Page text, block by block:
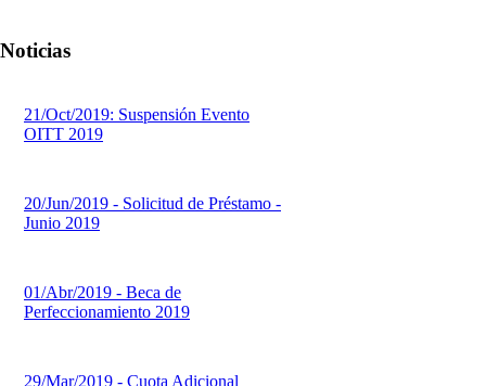
Noticias
21/Oct/2019: Suspensión Evento
OITT 2019
20/Jun/2019 - Solicitud de Préstamo -
Junio 2019
01/Abr/2019 - Beca de
Perfeccionamiento 2019
29/Mar/2019 - Cuota Adicional